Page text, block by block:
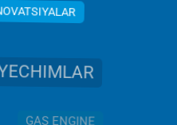
GAS ENGINE